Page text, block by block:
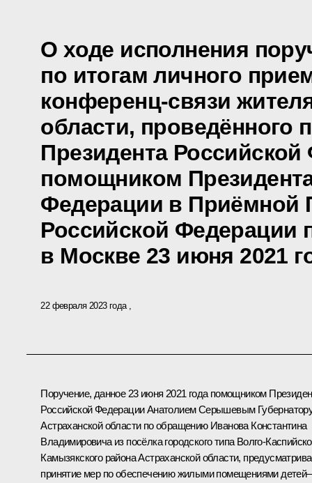
О ходе исполнения
по итогам личного
конференц-связи
области, проведённого
Президента
помощником
Федерации в Приёмной
Российской Федерации
в Москве 23 июня 2021
22 февраля 2023 года
Поручение, данное 23 июня 2021 года помощником
Российской Федерации Анатолием Серышевым
Астраханской области по обращению Иванова Константина
Владимировича из посёлка городского типа Волго-
Камызякского района Астраханской области,
принятие мер по обеспечению жилыми помещениями детей–